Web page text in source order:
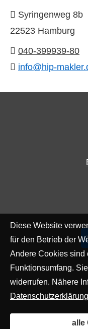
Syringenweg 8b
22523 Hamburg
040-399939-80
info@hip-
Diese Website
für den Betrieb der
Andere Cookies sind
Funktionsumfang.
widerrufen. Nähere
Datenschutzerklärung
alle